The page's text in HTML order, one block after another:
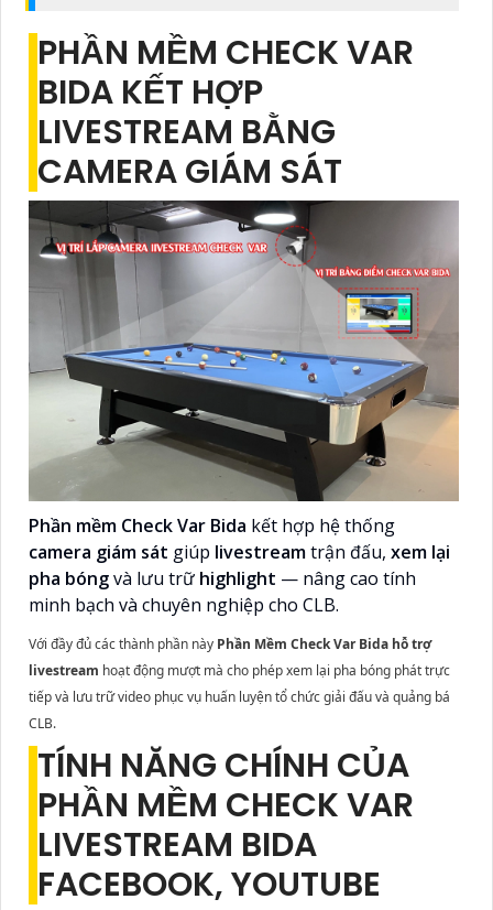
PHẦN MỀM CHECK VAR
BIDA KẾT HỢP
LIVESTREAM BẰNG
CAMERA GIÁM SÁT
Phần mềm Check Var Bida kết hợp hệ thống
camera giám sát giúp livestreamtrận đấu, xem lại
pha bóngvà lưu trữ highlight — nâng cao tính
minh bạch và chuyên nghiệp cho CLB.
Với đầy đủ các thành phần này Phần Mềm Check Var Bida hỗ trợ
livestream hoạt động mượt mà cho phép xem lại pha bóng phát trực
tiếp và lưu trữ video phục vụ huấn luyện tổ chức giải đấu và quảng bá
CLB.
TÍNH NĂNG CHÍNH CỦA
PHẦN MỀM CHECK VAR
LIVESTREAM BIDA
FACEBOOK, YOUTUBE